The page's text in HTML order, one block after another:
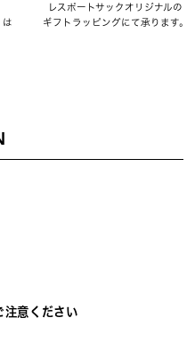
は
レスポートサックオリジナルの
ギフトラッピングにて承ります。
注意ください